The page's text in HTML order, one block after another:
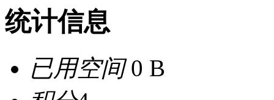
统计信息
已用空间0 B